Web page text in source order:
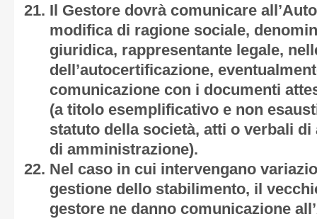
Il Gestore dovrà comunicare
modifica di ragione sociale,
giuridica, rappresentante legale,
dell’autocertificazione,
comunicazione con i documenti
(a titolo esemplificativo e non
statuto della società, atti o verbali
di amministrazione).
Nel caso in cui intervengano
gestione dello stabilimento, il
gestore ne danno comunicazione